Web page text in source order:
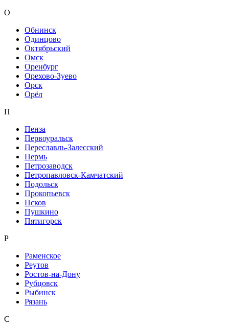
О
Обнинск
Одинцово
Октябрьский
Омск
Оренбург
Орехово-Зуево
Орск
Орёл
П
Пенза
Первоуральск
Переславль-Залесский
Пермь
Петрозаводск
Петропавловск-Камчатский
Подольск
Прокопьевск
Псков
Пушкино
Пятигорск
Р
Раменское
Реутов
Ростов-на-Дону
Рубцовск
Рыбинск
Рязань
С